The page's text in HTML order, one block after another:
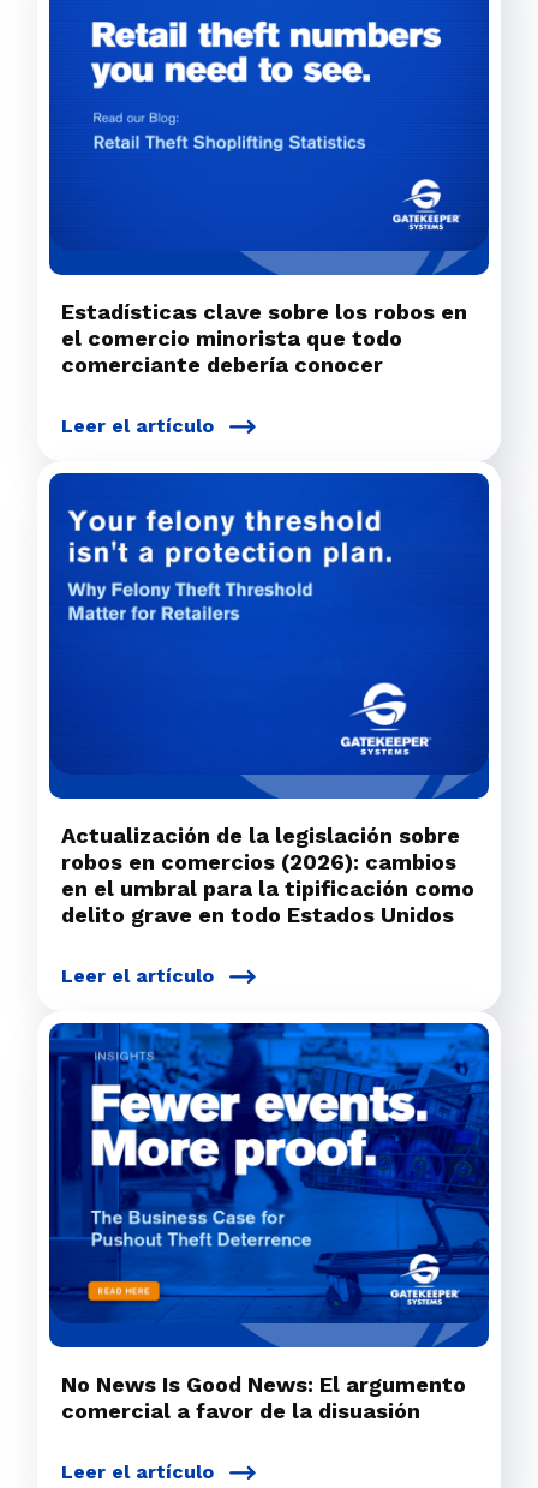
Estadísticas clave sobre los robos en
el comercio minorista que todo
comerciante debería conocer
Leer el artículo
Actualización de la legislación sobre
robos en comercios (2026): cambios
en el umbral para la tipificación como
delito grave en todo Estados Unidos
Leer el artículo
No News Is Good News: El argumento
comercial a favor de la disuasión
Leer el artículo